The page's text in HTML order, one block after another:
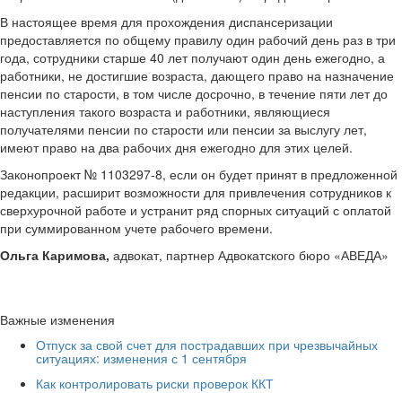
В настоящее время для прохождения диспансеризации
предоставляется по общему правилу один рабочий день раз в три
года, сотрудники старше 40 лет получают один день ежегодно, а
работники, не достигшие возраста, дающего право на назначение
пенсии по старости, в том числе досрочно, в течение пяти лет до
наступления такого возраста и работники, являющиеся
получателями пенсии по старости или пенсии за выслугу лет,
имеют право на два рабочих дня ежегодно для этих целей.
Законопроект № 1103297-8, если он будет принят в предложенной
редакции, расширит возможности для привлечения сотрудников к
сверхурочной работе и устранит ряд спорных ситуаций с оплатой
при суммированном учете рабочего времени.
Ольга Каримова, адвокат, партнер Адвокатского бюро «АВЕДА»
Важные изменения
Отпуск за свой счет для пострадавших при чрезвычайных
ситуациях: изменения с 1 сентября
Как контролировать риски проверок ККТ